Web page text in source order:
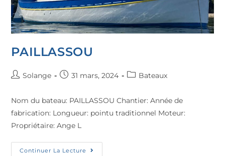
PAILLASSOU
Solange 31 mars, 2024 Bateaux
Nom du bateau: PAILLASSOU Chantier: Année de
fabrication: Longueur: pointu traditionnel Moteur:
Propriétaire: Ange L
Continuer La Lecture